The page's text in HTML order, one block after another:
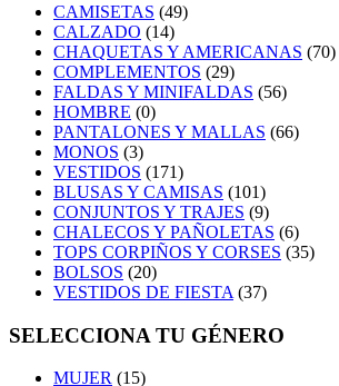
CAMISETAS (49)
CALZADO (14)
CHAQUETAS Y AMERICANAS (70)
COMPLEMENTOS (29)
FALDAS Y MINIFALDAS (56)
HOMBRE (0)
PANTALONES Y MALLAS (66)
MONOS (3)
VESTIDOS (171)
BLUSAS Y CAMISAS (101)
CONJUNTOS Y TRAJES (9)
CHALECOS Y PAÑOLETAS (6)
TOPS CORPIÑOS Y CORSES (35)
BOLSOS (20)
VESTIDOS DE FIESTA (37)
SELECCIONA TU GÉNERO
MUJER (15)